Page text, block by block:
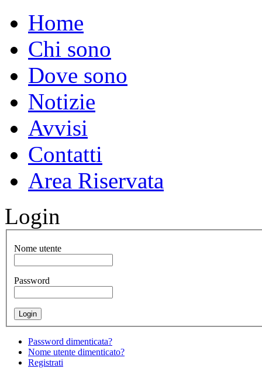
Home
Chi sono
Dove sono
Notizie
Avvisi
Contatti
Area Riservata
Login
Nome utente
Password
Password dimenticata?
Nome utente dimenticato?
Registrati